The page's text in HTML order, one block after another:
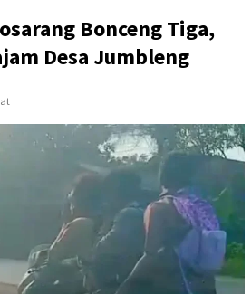
Bonceng Tiga,
Desa Jumbleng